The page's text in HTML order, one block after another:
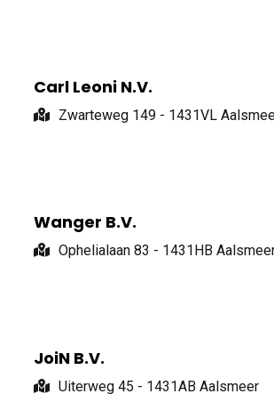
Carl Leoni N.V.
Zwarteweg 149 - 1431VL
Wanger B.V.
Ophelialaan 83 - 1431HB
JoiN B.V.
Uiterweg 45 - 1431AB Aalsmeer